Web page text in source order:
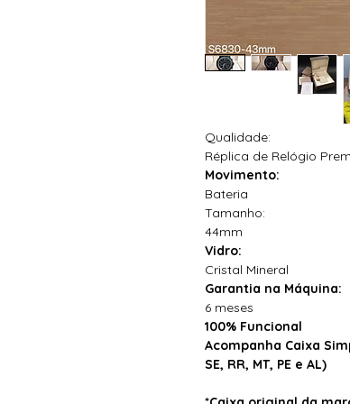
Qualidade:
Réplica de Relógio
Movimento:
Bateria
Tamanho:
44mm
Vidro:
Cristal Mineral
Garantia na Máquina:
6 meses
100% Funcional
Acompanha Caixa
SE, RR, MT, PE e AL)